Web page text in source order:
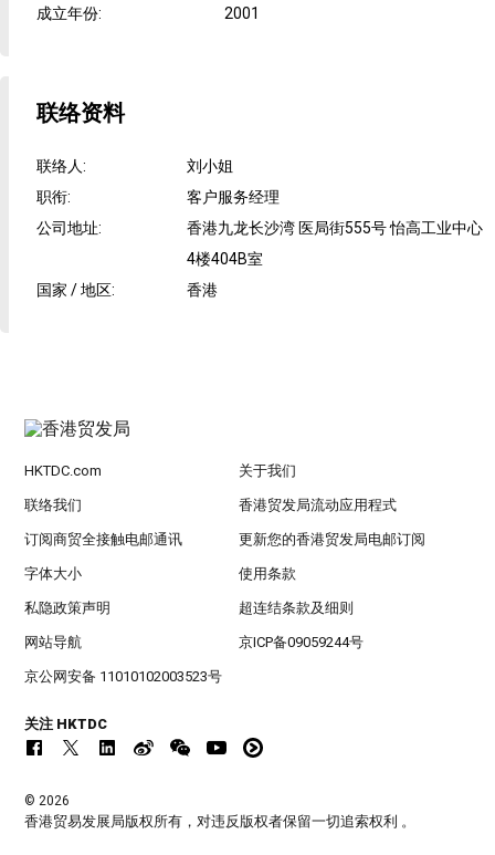
成立年份: 2001
联络资料
联络人:
刘小姐
职衔:
客户服务经理
公司地址:
香港九龙长沙湾 医局街555号 怡高工业中心
4楼404B室
国家 / 地区: 香港
HKTDC.com 关于我们
联络我们 香港贸发局流动应用程式
订阅商贸全接触电邮通讯 更新您的香港贸发局电邮订阅
字体大小 使用条款
私隐政策声明 超连结条款及细则
网站导航 京ICP备09059244号
京公网安备 11010102003523号
关注 HKTDC
© 2026
香港贸易发展局版权所有，对违反版权者保留一切追索权利 。